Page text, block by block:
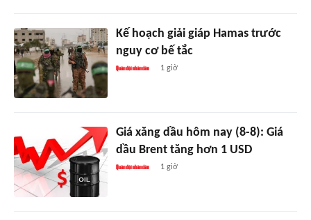
Kế hoạch giải giáp Hamas trước
nguy cơ bế tắc
1 giờ
Giá xăng dầu hôm nay (8-8): Giá
dầu Brent tăng hơn 1 USD
1 giờ